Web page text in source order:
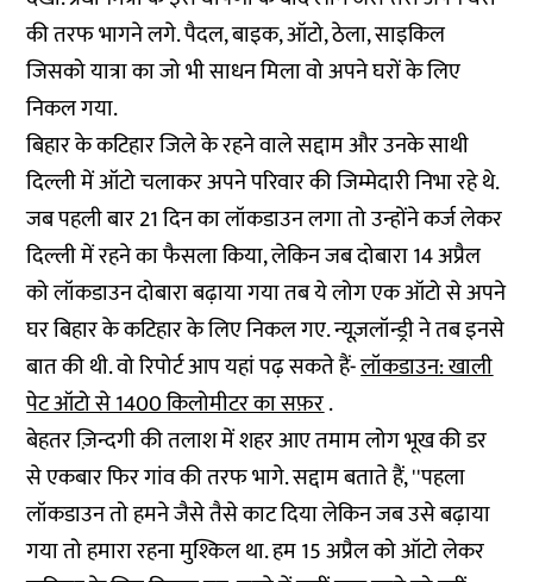
की तरफ भागने लगे. पैदल, बाइक, ऑटो, ठेला, साइकिल
जिसको यात्रा का जो भी साधन मिला वो अपने घरों के लिए
निकल गया.
बिहार के कटिहार जिले के रहने वाले सद्दाम और उनके साथी
दिल्ली में ऑटो चलाकर अपने परिवार की जिम्मेदारी निभा रहे थे.
जब पहली बार 21 दिन का लॉकडाउन लगा तो उन्होंने कर्ज लेकर
दिल्ली में रहने का फैसला किया, लेकिन जब दोबारा 14 अप्रैल
को लॉकडाउन दोबारा बढ़ाया गया तब ये लोग एक ऑटो से अपने
घर बिहार के कटिहार के लिए निकल गए. न्यूज़लॉन्ड्री ने तब इनसे
बात की थी. वो रिपोर्ट आप यहां पढ़ सकते हैं-लॉकडाउन: खाली
पेट ऑटो से 1400 किलोमीटर का सफ़र.
बेहतर ज़िन्दगी की तलाश में शहर आए तमाम लोग भूख की डर
से एकबार फिर गांव की तरफ भागे. सद्दाम बताते हैं, ''पहला
लॉकडाउन तो हमने जैसे तैसे काट दिया लेकिन जब उसे बढ़ाया
गया तो हमारा रहना मुश्किल था. हम 15 अप्रैल को ऑटो लेकर